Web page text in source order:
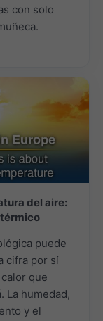
con solo
del aire:
puede
cifra por sí
que
La humedad,
y el